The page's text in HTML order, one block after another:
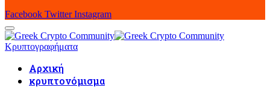
Facebook Twitter Instagram
Κρυπτογραφήματα
Αρχική
κρυπτονόμισμα